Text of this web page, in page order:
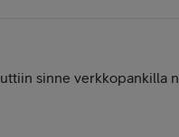
sinne verkkopankilla